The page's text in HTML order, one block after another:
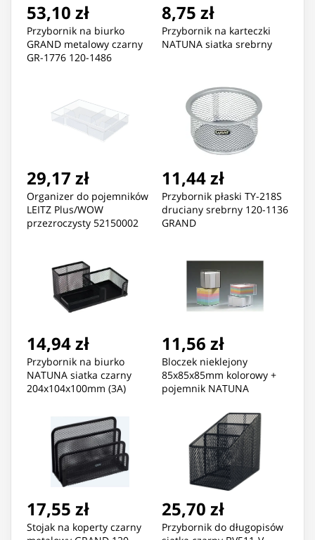
53,10 zł
Przybornik na biurko
GRAND metalowy czarny
GR-1776 120-1486
8,75 zł
Przybornik na karteczki
NATUNA siatka srebrny
29,17 zł
Organizer do pojemników
LEITZ Plus/WOW
przezroczysty 52150002
11,44 zł
Przybornik płaski TY-218S
druciany srebrny 120-1136
GRAND
14,94 zł
Przybornik na biurko
NATUNA siatka czarny
204x104x100mm (3A)
11,56 zł
Bloczek nieklejony
85x85x85mm kolorowy +
pojemnik NATUNA
17,55 zł
Stojak na koperty czarny
25,70 zł
Przybornik do długopisów